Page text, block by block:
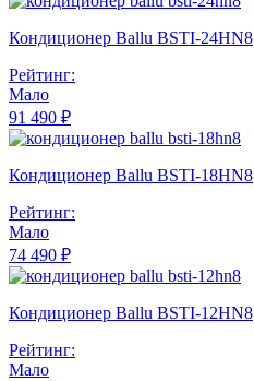
Кондиционер Ballu BSTI-24HN8
Рейтинг:
Мало
91 490 ₽
Кондиционер Ballu BSTI-18HN8
Рейтинг:
Мало
74 490 ₽
Кондиционер Ballu BSTI-12HN8
Рейтинг:
Мало